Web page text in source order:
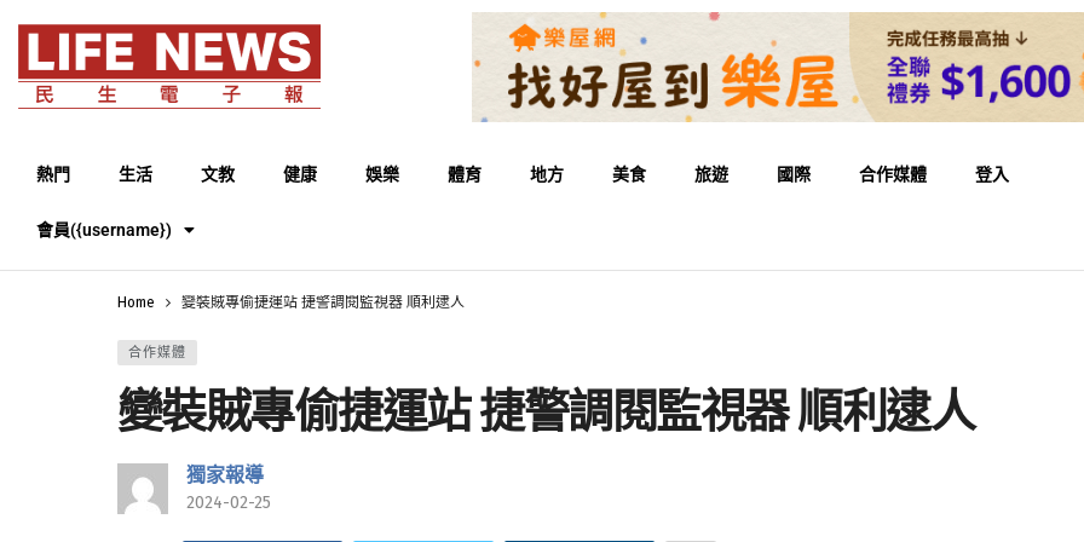
熱門 生活 文教 健康 娛樂 體育 地方 美食 旅遊 國際 合作媒體 登入
會員({username})
Home 變裝賊專偷捷運站 捷警調閱監視器 順利逮人
合作媒體
變裝賊專偷捷運站 捷警調閱監視器 順利逮人
獨家報導
2024-02-25